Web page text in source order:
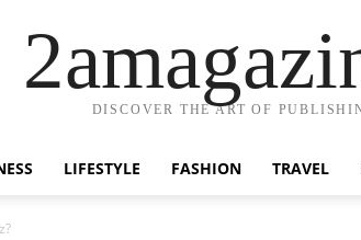
DISCOVER THE ART OF
LIFESTYLE FASHION TRAVEL